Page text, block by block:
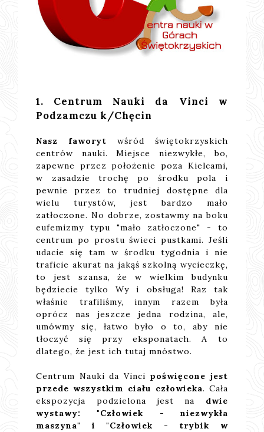
1. Centrum Nauki da Vinci w
Podzamczu k/Chęcin
Nasz faworyt wśród świętokrzyskich
centrów nauki. Miejsce niezwykłe, bo,
zapewne przez położenie poza Kielcami,
w zasadzie trochę po środku pola i
pewnie przez to trudniej dostępne dla
wielu turystów, jest bardzo mało
zatłoczone. No dobrze, zostawmy na boku
eufemizmy typu "mało zatłoczone" - to
centrum po prostu świeci pustkami. Jeśli
udacie się tam w środku tygodnia i nie
traficie akurat na jakąś szkolną wycieczkę,
to jest szansa, że w wielkim budynku
będziecie tylko Wy i obsługa! Raz tak
właśnie trafiliśmy, innym razem była
oprócz nas jeszcze jedna rodzina, ale,
umówmy się, łatwo było o to, aby nie
tłoczyć się przy eksponatach. A to
dlatego, że jest ich tutaj mnóstwo.
Centrum Nauki da Vinci poświęcone jest
przede wszystkim ciału człowieka. Cała
ekspozycja podzielona jest na dwie
wystawy: "Człowiek - niezwykła
maszyna" i "Człowiek - trybik w